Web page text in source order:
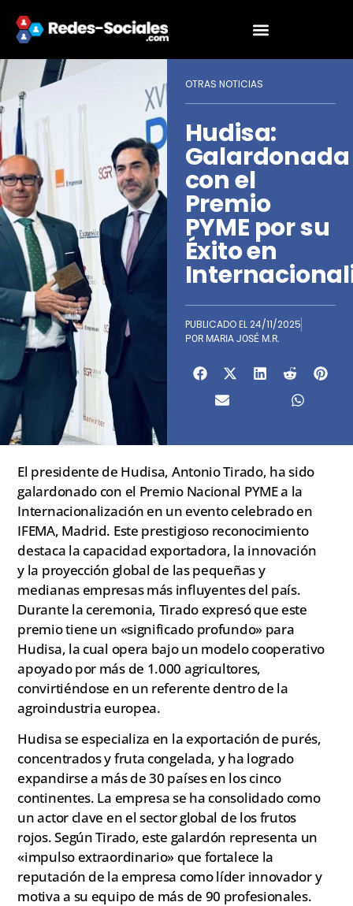
OTRAS NOTICIAS
Hudisa:
Galardonada
con el
Premio
PYME por su
Éxito en
PUBLICADO EL24/11/2025
POR MARIA JOSÉ M.R.
El presidente de Hudisa, Antonio Tirado, ha sido
galardonado con el Premio Nacional PYME a la
Internacionalización en un evento celebrado en
IFEMA, Madrid. Este prestigioso reconocimiento
destaca la capacidad exportadora, la innovación
y la proyección global de las pequeñas y
medianas empresas más influyentes del país.
Durante la ceremonia, Tirado expresó que este
premio tiene un «significado profundo» para
Hudisa, la cual opera bajo un modelo cooperativo
apoyado por más de 1.000 agricultores,
convirtiéndose en un referente dentro de la
agroindustria europea.
Hudisa se especializa en la exportación de purés,
concentrados y fruta congelada, y ha logrado
expandirse a más de 30 países en los cinco
continentes. La empresa se ha consolidado como
un actor clave en el sector global de los frutos
rojos. Según Tirado, este galardón representa un
«impulso extraordinario» que fortalece la
reputación de la empresa como líder innovador y
motiva a su equipo de más de 90 profesionales.